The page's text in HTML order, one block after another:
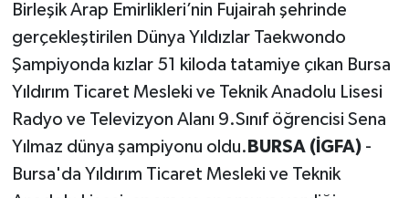
Birleşik Arap Emirlikleri’nin Fujairah şehrinde
gerçekleştirilen Dünya Yıldızlar Taekwondo
Şampiyonda kızlar 51 kiloda tatamiye çıkan Bursa
Yıldırım Ticaret Mesleki ve Teknik Anadolu Lisesi
Radyo ve Televizyon Alanı 9.Sınıf öğrencisi Sena
Yılmaz dünya şampiyonu oldu. BURSA (İGFA) -
Bursa'da Yıldırım Ticaret Mesleki ve Teknik